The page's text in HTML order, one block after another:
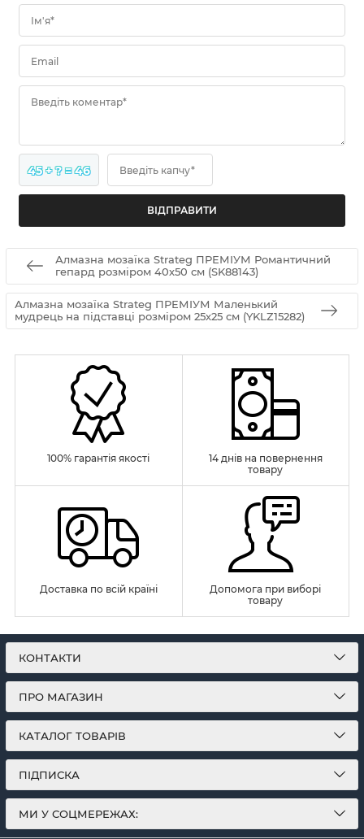
Ім'я*
Email
Введіть коментар*
45 + ? = 46 Введіть капчу*
Алмазна мозаїка Strateg ПРЕМІУМ Романтичний
гепард розміром 40х50 см (SK88143)
Алмазна мозаїка Strateg ПРЕМІУМ Маленький
мудрець на підставці розміром 25х25 см (YKLZ15282)
100% гарантія якості
14 днів на повернення
товару
Доставка по всій країні
Допомога при виборі
товару
КОНТАКТИ
ПРО МАГАЗИН
КАТАЛОГ ТОВАРІВ
ПІДПИСКА
МИ У СОЦМЕРЕЖАХ: